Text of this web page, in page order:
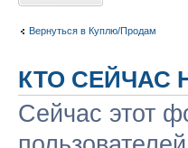
Вернуться в Куплю/Продам
КТО СЕЙЧАС
Сейчас этот